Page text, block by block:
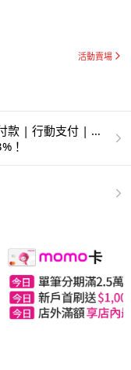
活動賣場
款 | 行動支付 | 超
！